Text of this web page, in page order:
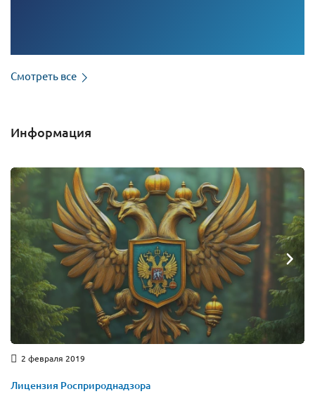
Смотреть все
Информация
2 февраля 2019
Лицензия Росприроднадзора